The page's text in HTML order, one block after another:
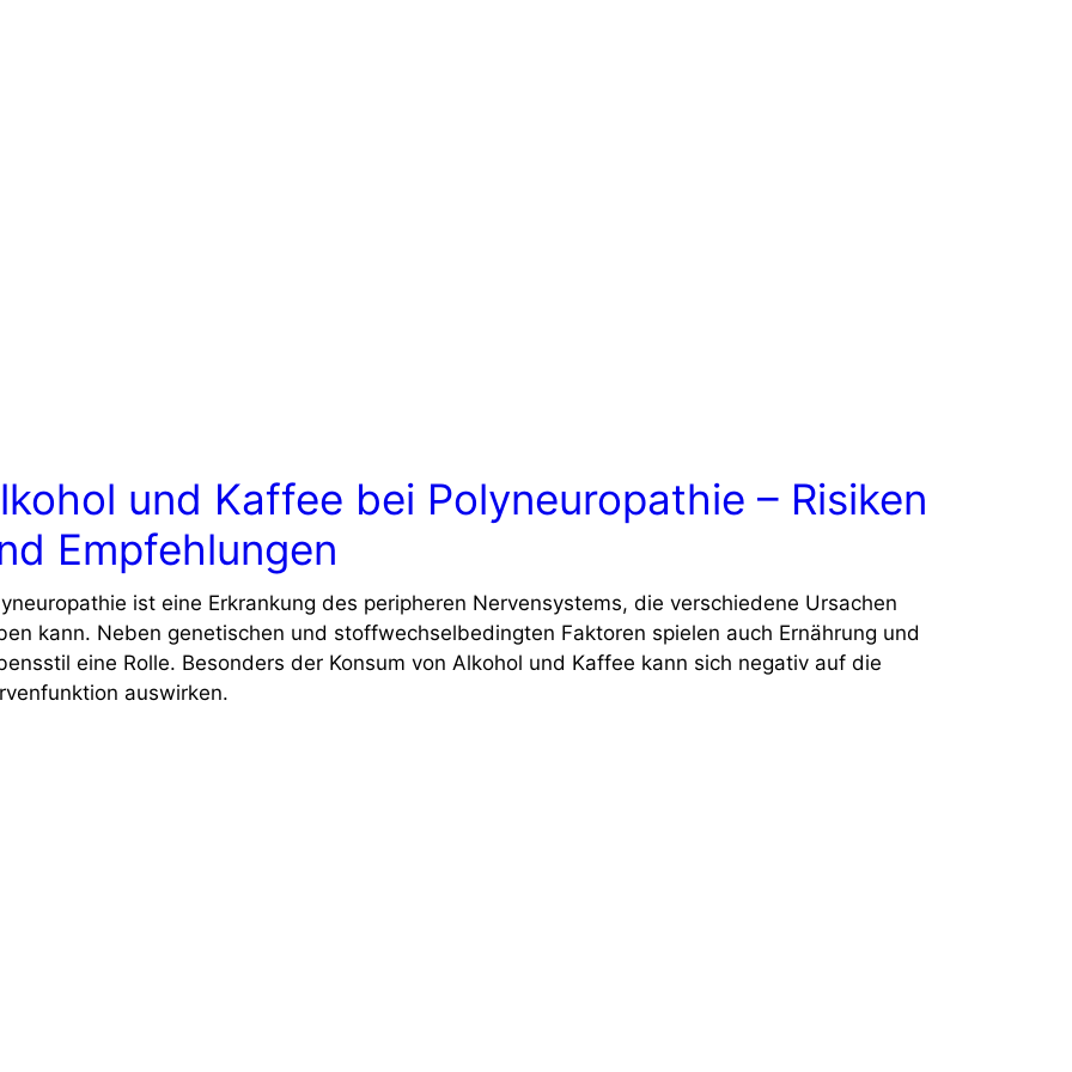
und Kaffee bei Polyneuropathie – Risiken
Empfehlungen
ist eine Erkrankung des peripheren Nervensystems, die verschiedene Ursachen
kann. Neben genetischen und stoffwechselbedingten Faktoren spielen auch Ernährung und
eine Rolle. Besonders der Konsum von Alkohol und Kaffee kann sich negativ auf die
auswirken.